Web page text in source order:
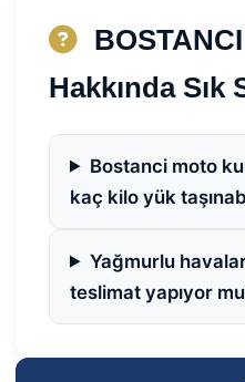
Hakkında
Bostanci moto
kaç kilo yük
Yağmurlu
teslimat yapıyor